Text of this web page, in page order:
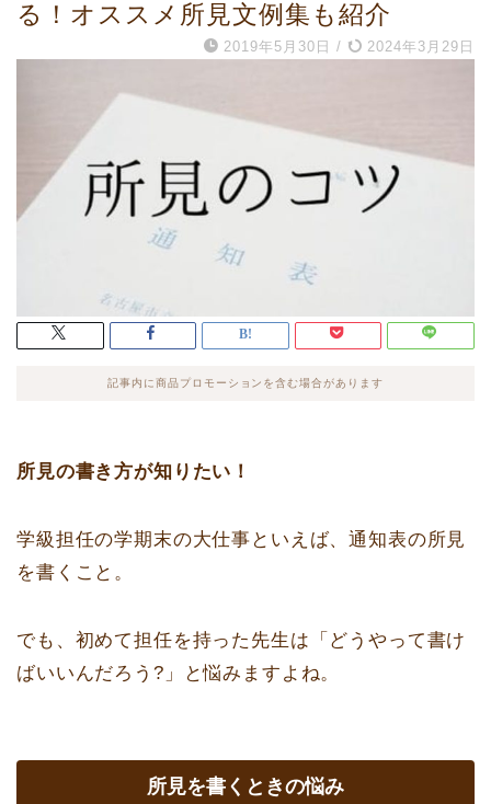
る！オススメ所見文例集も紹介
2019年5月30日 / 2024年3月29日
記事内に商品プロモーションを含む場合があります
所見の書き方が知りたい！
学級担任の学期末の大仕事といえば、通知表の所見
を書くこと。
でも、初めて担任を持った先生は「どうやって書け
ばいいんだろう?」と悩みますよね。
所見を書くときの悩み